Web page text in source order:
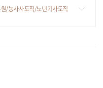
/농사사도직/노년기사도직